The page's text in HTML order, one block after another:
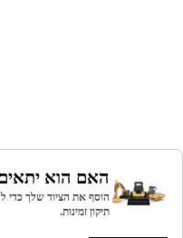
האם הוא יתאים?
הוסף את הציוד שלך כדי
תיקון זמינות.